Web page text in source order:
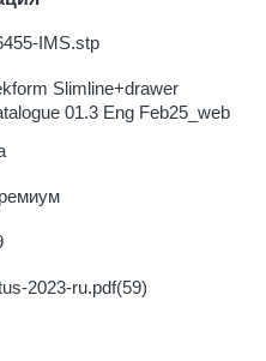
IMS.stp
Slimline+drawer
01.3 Eng Feb25_web
2023-ru.pdf(59)